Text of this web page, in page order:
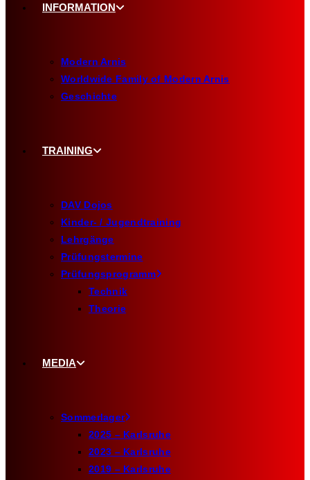
INFORMATION
Modern Arnis
Worldwide Family of Modern Arnis
Geschichte
TRAINING
DAV Dojos
Kinder- / Jugendtraining
Lehrgänge
Prüfungstermine
Prüfungsprogramm
Technik
Theorie
MEDIA
Sommerlager
2025 – Karlsruhe
2023 – Karlsruhe
2019 – Karlsruhe